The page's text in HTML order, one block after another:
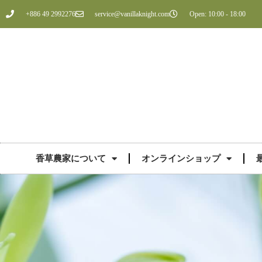
+886 49 2992276 service@vanillaknight.com Open: 10:00 - 18:00
香草農家について オンラインショップ